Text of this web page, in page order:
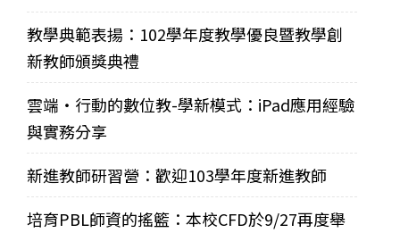
教學典範表揚：102學年度教學優良暨教學創
新教師頒獎典禮
雲端‧行動的數位教-學新模式：iPad應用經驗
與實務分享
新進教師研習營：歡迎103學年度新進教師
培育PBL師資的搖籃：本校CFD於9/27再度舉